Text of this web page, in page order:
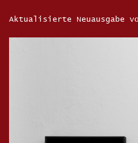
Aktualisierte Neuausgabe